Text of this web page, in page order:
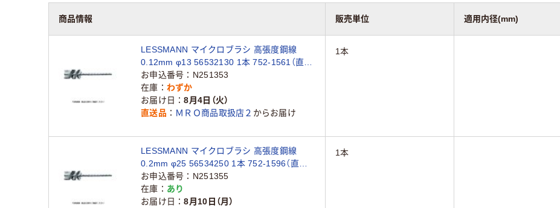
商品情報 販売単位 適用内径(mm)
LESSMANN マイクロブラシ 高張度鋼線
0.12mm φ13 56532130 1本 752-1561（直送
品）
お申込番号
N251353
在庫
わずか
お届け日
8月4日（火）
直送品
ＭＲＯ商品取扱店２ からお届け
1本
LESSMANN マイクロブラシ 高張度鋼線
0.2mm φ25 56534250 1本 752-1596（直送
品）
お申込番号
N251355
在庫
あり
お届け日
8月10日（月）
1本